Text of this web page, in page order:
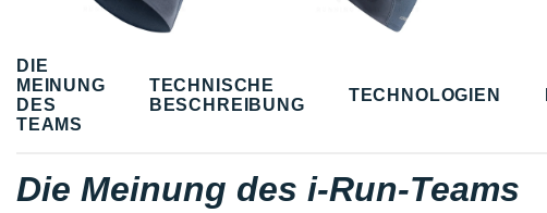
DIE
MEINUNG
DES
TEAMS
TECHNISCHE
BESCHREIBUNG
TECHNOLOGIEN
Die Meinung des i-Run-Teams